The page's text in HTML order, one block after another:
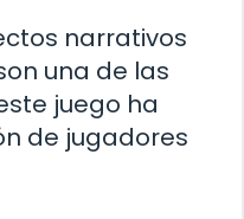
narrativos
una de las
juego ha
de jugadores